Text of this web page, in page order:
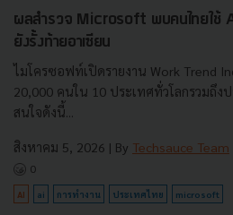
ผลสำรวจ Microsoft พบคนไทยใช้
ยังรั้งท้ายอาเซียน
ไมโครซอฟท์เปิดรายงาน Work Trend
20,000 คนใน 10 ประเทศทั่วโลกรวมถึง
สนใจดังนี้...
สิงหาคม 5, 2026 | By Techsauce Team
0
AI ai การทำงาน ประเทศไทย microsoft